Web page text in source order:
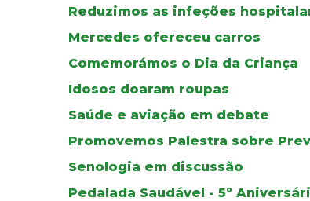
Reduzimos as infeções
Mercedes ofereceu carros
Comemorámos o Dia da Criança
Idosos doaram roupas
Saúde e aviação em debate
Promovemos Palestra sobre
Senologia em discussão
Pedalada Saudável - 5º